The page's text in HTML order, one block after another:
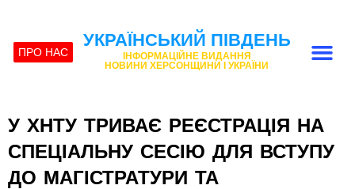
ПРО НАС
УКРАЇНСЬКИЙ ПІВДЕНЬ
ІНФОРМАЦІЙНЕ ВИДАННЯ
НОВИНИ ХЕРСОНЩИНИ І УКРАЇНИ
У ХНТУ ТРИВАЄ РЕЄСТРАЦІЯ НА
СПЕЦІАЛЬНУ СЕСІЮ ДЛЯ ВСТУПУ
ДО МАГІСТРАТУРИ ТА